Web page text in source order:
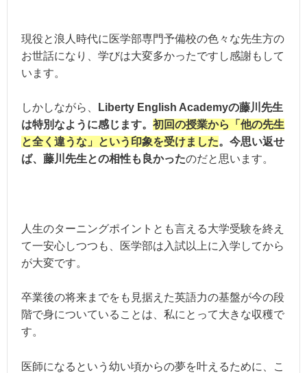
現役と浪人時代に医学部専門予備校の色々な先生方の
お世話になり、学びは大変多かったですし感謝もして
います。
しかしながら、
Liberty English Academyの藤川先生
は特別なように感じます。 初回の授業から「他の先生
と全く違うな」という印象を受けました。今思い返せ
ば、藤川先生との相性も良かったのだと思います。
人生のターニングポイントとも言える大学受験を終え
て一安心しつつも、医学部は入試以上に入学してから
が大変です。
卒業後の将来までをも見据えた英語力の基盤が今の段
階で身についていることは、私にとって大きな収穫で
す。
医師になるという幼い頃からの夢を叶えるために、こ